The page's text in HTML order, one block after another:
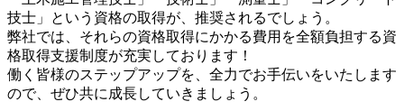
技士」という資格の取得が、推奨されるでしょう。
弊社では、それらの資格取得にかかる費用を全額負担する資
格取得支援制度が充実しております！
働く皆様のステップアップを、全力でお手伝いをいたします
ので、ぜひ共に成長していきましょう。